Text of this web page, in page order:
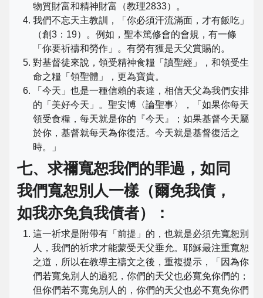
物質財富和精神財富（教理2833）。
我們不忘天主教訓，「你必須汗流滿面，才有飯吃」
（創3：19）。例如，聖本篤修會的會規，有一條
「你要祈禱和勞作」。有勞有獲是天父賞賜的。
對基督徒來說，領受精神食糧「讀聖經」，和領受生
命之糧「領聖體」，更為寶貴。
「今天」也是一種信賴的表達，相信天父為我們安排
的「美好今天」。聖安博〈論聖事〉，「如果你每天
領受食糧，每天就是你的『今天』；如果基督今天屬
於你，基督就每天為你復活。今天就是基督復活之
時。」
七、求禰寬恕我們的罪過，如同
我們寬恕別人一樣（爾免我債，
如我亦免負我債者）：
這一祈求是附帶有「前提」的，也就是必須先寬恕別
人，我們的祈求才能蒙受天父垂允。耶穌最注重寬恕
之道，所以在教導主禱文之後，重複提示，「因為你
們若寬免別人的過犯，你們的天父也必寬免你們的；
但你們若不寬免別人的，你們的天父也必不寬免你們